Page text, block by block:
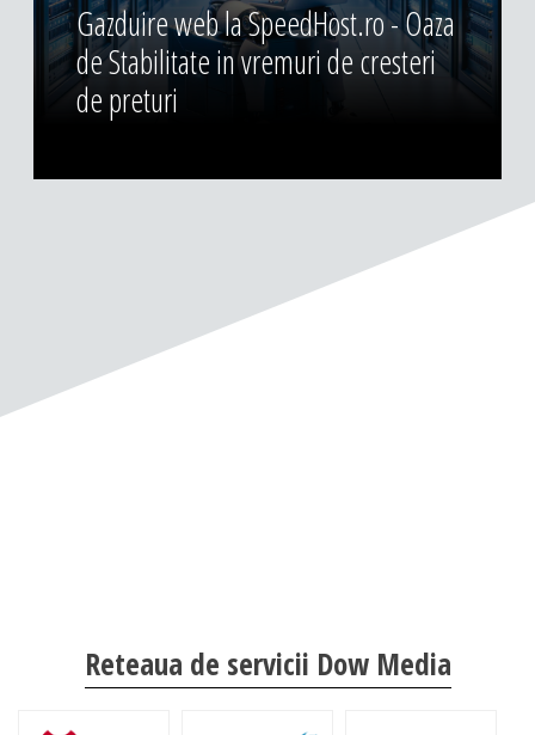
Gazduire web la SpeedHost.ro - Oaza
de Stabilitate in vremuri de cresteri
de preturi
Reteaua de servicii Dow Media